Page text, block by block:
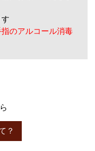
指のアルコール消毒
？